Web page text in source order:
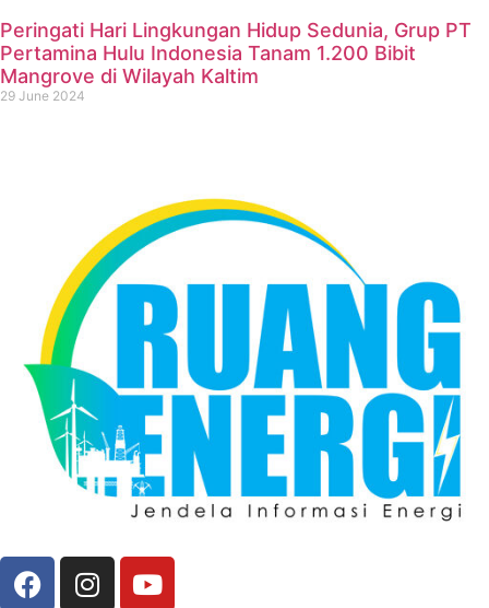
Peringati Hari Lingkungan Hidup Sedunia, Grup PT
Pertamina Hulu Indonesia Tanam 1.200 Bibit
Mangrove di Wilayah Kaltim
29 June 2024